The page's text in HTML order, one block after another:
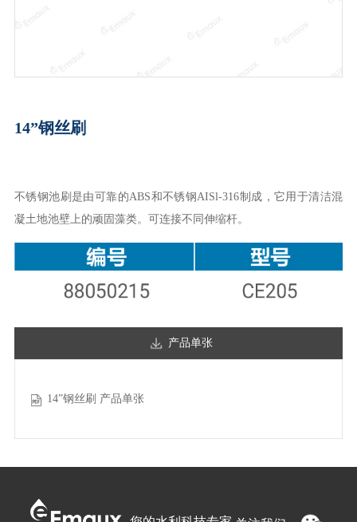
14”钢丝刷
不锈钢池刷是由可靠的ABS和不锈钢AISl-316制成，它用于清洁混
凝土地池壁上的顽固藻类。可连接不同伸缩杆。
产品单张
14”钢丝刷 产品单张